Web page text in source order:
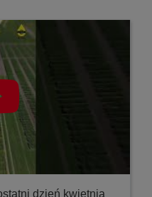
dzień kwietnia